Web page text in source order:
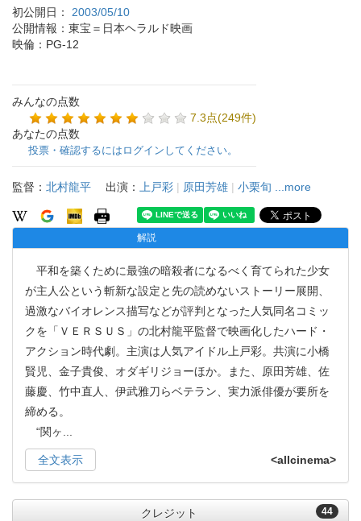
初公開日： 2003/05/10
公開情報：東宝＝日本ヘラルド映画
映倫：PG-12
みんなの点数
7.3点(249件)
あなたの点数
投票・確認するにはログインしてください。
監督： 北村龍平 出演： 上戸彩 | 原田芳雄 | 小栗旬 ...more
解説
平和を築くために最強の暗殺者になるべく育てられた少女
が主人公という斬新な設定と先の読めないストーリー展開、
過激なバイオレンス描写などが評判となった人気同名コミッ
クを「ＶＥＲＳＵＳ」の北村龍平監督で映画化したハード・
アクション時代劇。主演は人気アイドル上戸彩。共演に小橋
賢児、金子貴俊、オダギリジョーほか。また、原田芳雄、佐
藤慶、竹中直人、伊武雅刀らベテラン、実力派俳優が要所を
締める。
“関ヶ
全文表示 <allcinema>
44
クレジット